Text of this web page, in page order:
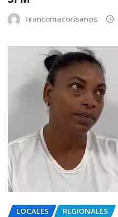
Francomacorisanos
LOCALES REGIONALES